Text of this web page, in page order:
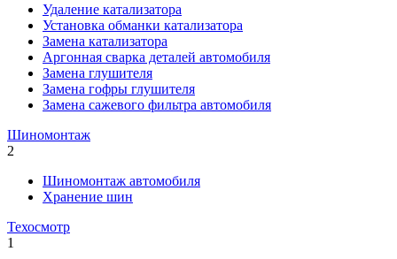
Удаление катализатора
Установка обманки катализатора
Замена катализатора
Аргонная сварка деталей автомобиля
Замена глушителя
Замена гофры глушителя
Замена сажевого фильтра автомобиля
Шиномонтаж
2
Шиномонтаж автомобиля
Хранение шин
Техосмотр
1